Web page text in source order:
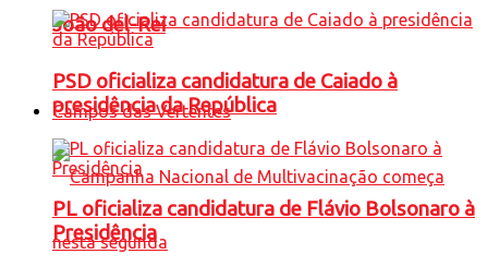
João del-Rei
Campos das Vertentes
PSD oficializa candidatura de Caiado à
presidência da República
PL oficializa candidatura de Flávio Bolsonaro à
Presidência